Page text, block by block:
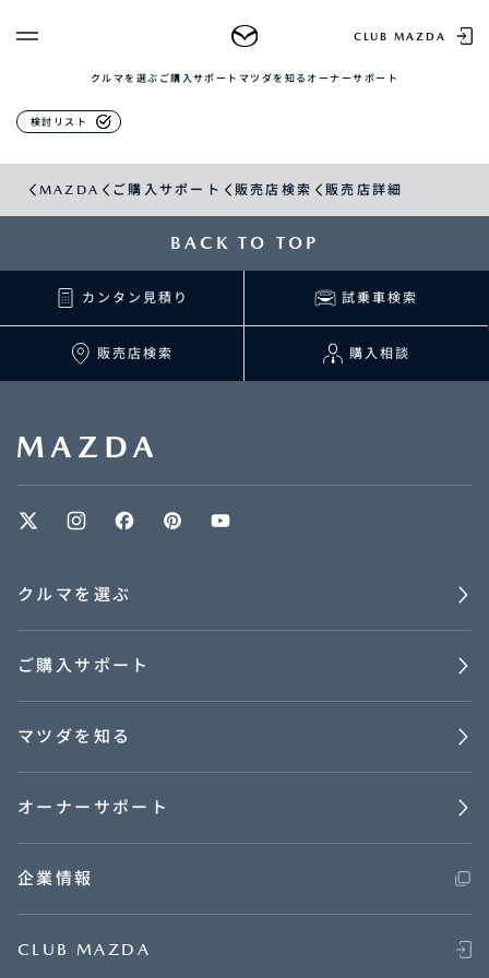
CLUB MAZDA
クルマを選ぶ ご購入サポート マツダを知る オーナーサポート
検討リスト
クルマ購入ガイド
カンタン見積り
販売店検索
試乗車検索
お問合せ/FAQ
ニュースルーム
新規会員登録
QRコード
登録情報の変更
お知らせ配信の登録・解除
ログアウト
販売店検索
MAZDA ご購入サポート 販売店検索 販売店詳細
BACK TO TOP
カンタン見積り 試乗車検索
販売店検索 購入相談
クルマを選ぶ
ご購入サポート
マツダを知る
オーナーサポート
企業情報
CLUB MAZDA